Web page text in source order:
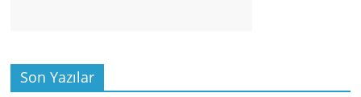
Son Yazılar